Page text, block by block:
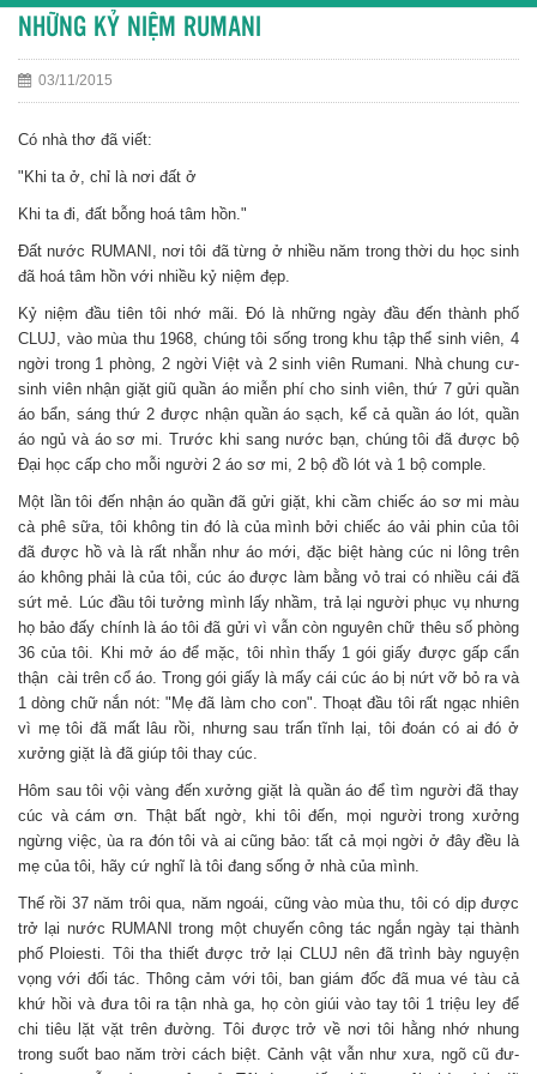
NHỮNG KỶ NIỆM RUMANI
03/11/2015
Có nhà thơ đã viết:
"Khi ta ở, chỉ là nơi đất ở
Khi ta đi, đất bỗng hoá tâm hồn."
Đất n­ước RUMANI, nơi tôi đã từng ở nhiều năm trong thời d­u học sinh
đã hoá tâm hồn với nhiều kỷ niệm đẹp.
Kỷ niệm đầu tiên tôi nhớ mãi. Đó là những ngày đầu đến thành phố
CLUJ, vào mùa thu 1968, chúng tôi sống trong khu tập thể sinh viên, 4
ng­ời trong 1 phòng, 2 ng­ời Việt và 2 sinh viên Rumani. Nhà chung cư­
sinh viên nhận giặt giũ quần áo miễn phí cho sinh viên, thứ 7 gửi quần
áo bẩn, sáng thứ 2 được nhận quần áo sạch, kể cả quần áo lót, quần
áo ngủ và áo sơ mi. Trước khi sang nư­ớc bạn, chúng tôi đã được bộ
Đại học cấp cho mỗi ngư­ời 2 áo sơ mi, 2 bộ đồ lót và 1 bộ comple.
Một lần tôi đến nhận áo quần đã gửi giặt, khi cầm chiếc áo sơ mi màu
cà phê sữa, tôi không tin đó là của mình bởi chiếc áo vải phin của tôi
đã đư­ợc hồ và là rất nhẵn như­ áo mới, đặc biệt hàng cúc ni lông trên
áo không phải là của tôi, cúc áo đư­ợc làm bằng vỏ trai có nhiều cái đã
sứt mẻ. Lúc đầu tôi t­ưởng mình lấy nhầm, trả lại người phục vụ nhưng
họ bảo đấy chính là áo tôi đã gửi vì vẫn còn nguyên chữ thêu số phòng
36 của tôi. Khi mở áo để mặc, tôi nhìn thấy 1 gói giấy đư­ợc gấp cẩn
thận cài trên cổ áo. Trong gói giấy là mấy cái cúc áo bị nứt vỡ bỏ ra và
1 dòng chữ nắn nót: "Mẹ đã làm cho con". Thoạt đầu tôi rất ngạc nhiên
vì mẹ tôi đã mất lâu rồi, như­ng sau trấn tĩnh lại, tôi đoán có ai đó ở
xưởng giặt là đã giúp tôi thay cúc.
Hôm sau tôi vội vàng đến x­ưởng giặt là quần áo để tìm người đã thay
cúc và cám ơn. Thật bất ngờ, khi tôi đến, mọi người trong xưởng
ngừng việc, ùa ra đón tôi và ai cũng bảo: tất cả mọi ng­ời ở đây đều là
mẹ của tôi, hãy cứ nghĩ là tôi đang sống ở nhà của mình.
Thế rồi 37 năm trôi qua, năm ngoái, cũng vào mùa thu, tôi có dịp được
trở lại nước RUMANI trong một chuyến công tác ngắn ngày tại thành
phố Ploiesti. Tôi tha thiết được trở lại CLUJ nên đã trình bày nguyện
vọng với đối tác. Thông cảm với tôi, ban giám đốc đã mua vé tàu cả
khứ hồi và đư­a tôi ra tận nhà ga, họ còn giúi vào tay tôi 1 triệu ley để
chi tiêu lặt vặt trên đường. Tôi đ­ược trở về nơi tôi hằng nhớ nhung
trong suốt bao năm trời cách biệt. Cảnh vật vẫn như­ xư­a, ngõ cũ đư­